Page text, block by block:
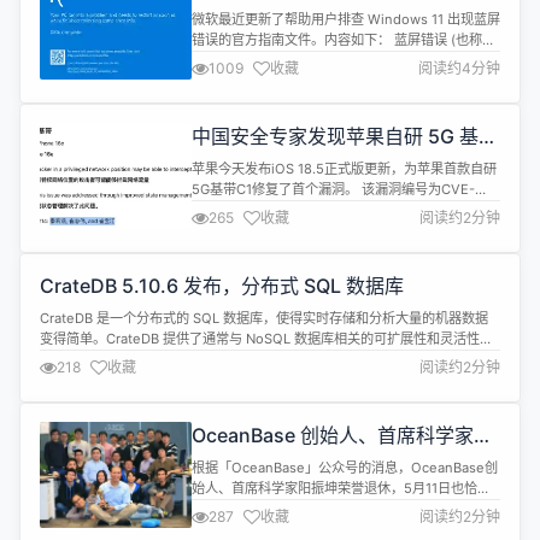
微软最近更新了帮助用户排查 Windows 11 出现蓝屏
错误的官方指南文件。内容如下： 蓝屏错误 (也称为
_bug 检查_、停止代码错误_、内核错误或 BSOD 错
误_) 如果严重问题导致 Windows 意外关闭或重启，
以保护自身免受数据丢失的影响。 你可能会看到一条
机”或类似消息。 硬件设备、其驱动...
1009 收藏 阅读约4分钟
中国安全专家发现苹果自研 5G 基带
漏洞，现已被修复
苹果今天发布iOS 18.5正式版更新，为苹果首款自研
5G基带C1修复了首个漏洞。 该漏洞编号为CVE-
2025-31214，可能允许“处于特权网络地位”的攻击
者拦截网络流量，实施监控或中间人攻击。苹果通过
改进状态管理，可能是新增验证机制，阻止攻击者利
发搭载，标志着苹果在摆脱对高通依赖的道路上迈出
了关...
265 收藏 阅读约2分钟
CrateDB 5.10.6 发布，分布式 SQL 数据库
CrateDB 是一个分布式的 SQL 数据库，使得实时存储和分析大量的机器数据
变得简单。CrateDB 提供了通常与 NoSQL 数据库相关的可扩展性和灵活性，
最小的 CrateDB 集群可以轻松地每秒摄取数万条记录。这些数据可以在整个集
群中实时地、临时地、并行地进行查询。 CrateDB 5.10.6 现已正式发布，该版
本更新内容如下： 修复了一个问题，...
218 收藏 阅读约2分钟
OceanBase 创始人、首席科学家阳
振坤荣誉退休
根据「OceanBase」公众号的消息，OceanBase创
始人、首席科学家阳振坤荣誉退休，5月11日也恰是
他入职的十五周年纪念日。这位1965年出生的分布
式系统与数据库资深专家，见证并推动了中国数据库
287 收藏 阅读约2分钟